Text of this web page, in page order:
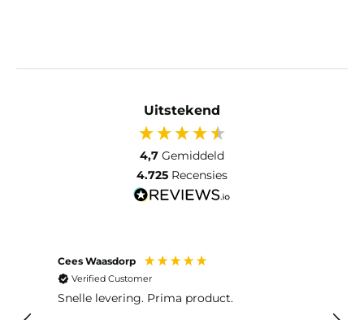
Uitstekend
4,7 Gemiddeld
4.725 Recensies
Cees Waasdorp
Verified Customer
Snelle levering. Prima product.